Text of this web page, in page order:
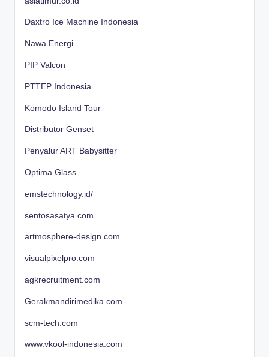
Daxtro Ice Machine Indonesia
Nawa Energi
PIP Valcon
PTTEP Indonesia
Komodo Island Tour
Distributor Genset
Penyalur ART Babysitter
Optima Glass
emstechnology.id/
sentosasatya.com
artmosphere-design.com
visualpixelpro.com
agkrecruitment.com
Gerakmandirimedika.com
scm-tech.com
www.vkool-indonesia.com